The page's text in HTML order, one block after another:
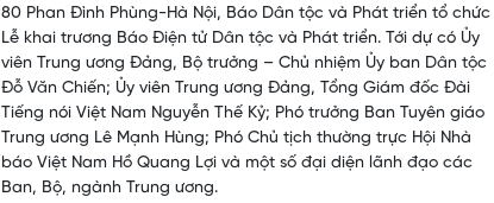
80 Phan Đình Phùng-Hà Nội, Báo Dân tộc và Phát triển tổ chức
Lễ khai trương Báo Điện tử Dân tộc và Phát triển. Tới dự có Ủy
viên Trung ương Đảng, Bộ trưởng – Chủ nhiệm Ủy ban Dân tộc
Đỗ Văn Chiến; Ủy viên Trung ương Đảng, Tổng Giám đốc Đài
Tiếng nói Việt Nam Nguyễn Thế Kỷ; Phó trưởng Ban Tuyên giáo
Trung ương Lê Mạnh Hùng; Phó Chủ tịch thường trực Hội Nhà
báo Việt Nam Hồ Quang Lợi và một số đại diện lãnh đạo các
Ban, Bộ, ngành Trung ương.